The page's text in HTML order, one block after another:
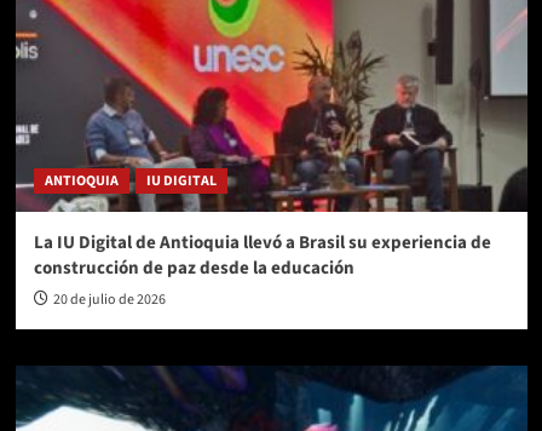
ANTIOQUIA IU DIGITAL
La IU Digital de Antioquia llevó a Brasil su experiencia de
construcción de paz desde la educación
20 de julio de 2026